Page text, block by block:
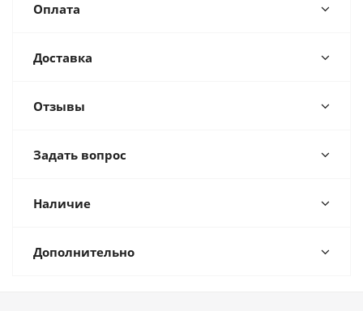
Оплата
Доставка
Отзывы
Задать вопрос
Наличие
Дополнительно